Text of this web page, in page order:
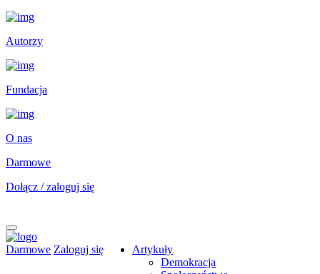
Autorzy
Fundacja
O nas
Darmowe
Dołącz / zaloguj się
Darmowe Zaloguj się
Artykuły
Demokracja